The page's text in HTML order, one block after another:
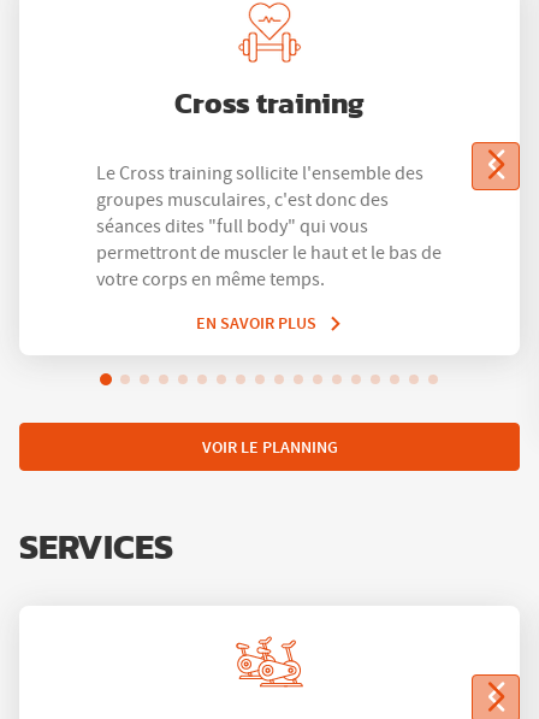
Cross training
Le Cross training sollicite l'ensemble des
groupes musculaires, c'est donc des
séances dites "full body" qui vous
permettront de muscler le haut et le bas de
votre corps en même temps.
EN SAVOIR PLUS
VOIR LE PLANNING
SERVICES